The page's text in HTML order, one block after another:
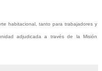
habitacional, tanto para trabajadores y
adjudicada a través de la Misión